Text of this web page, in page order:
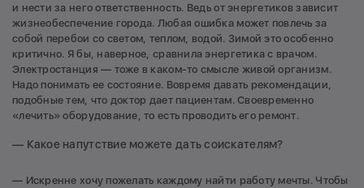
и нести за него ответственность. Ведь от энергетиков зависит
жизнеобеспечение города. Любая ошибка может повлечь за
собой перебои со светом, теплом, водой. Зимой это особенно
критично. Я бы, наверное, сравнила энергетика с врачом.
Электростанция — тоже в каком-то смысле живой организм.
Надо понимать ее состояние. Вовремя давать рекомендации,
подобные тем, что доктор дает пациентам. Своевременно
«лечить» оборудование, то есть проводить его ремонт.
— Какое напутствие можете дать соискателям?
— Искренне хочу пожелать каждому найти работу мечты. Чтобы